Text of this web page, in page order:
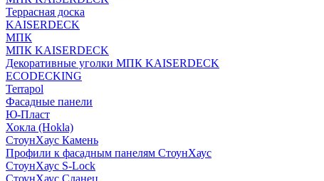
Террасная доска
KAISERDECK
МПК
МПК KAISERDECK
Декоративные уголки МПК KAISERDECK
ECODECKING
Terrapol
Фасадные панели
Ю-Пласт
Хокла (Hokla)
СтоунХаус Камень
Профили к фасадным панелям СтоунХаус
СтоунХаус S-Lock
СтоунХаус Сланец